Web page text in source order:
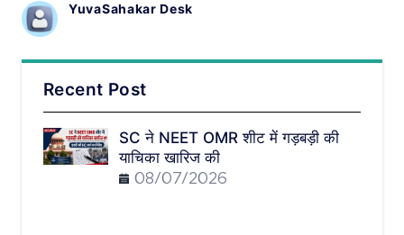
YuvaSahakar Desk
Recent Post
SC ने NEET OMR शीट में गड़बड़ी की
याचिका खारिज की
08/07/2026